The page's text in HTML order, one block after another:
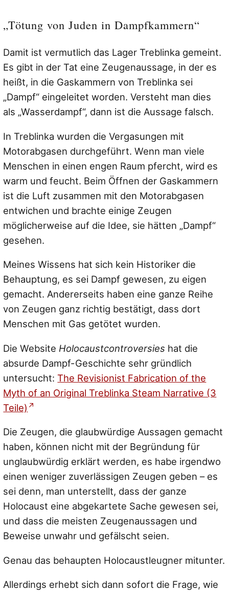
„Tötung von Juden in Dampfkammern“
Damit ist vermutlich das Lager Treblinka gemeint.
Es gibt in der Tat eine Zeugenaussage, in der es
heißt, in die Gaskammern von Treblinka sei
„Dampf“ eingeleitet worden. Versteht man dies
als „Wasserdampf“, dann ist die Aussage falsch.
In Treblinka wurden die Vergasungen mit
Motorabgasen durchgeführt. Wenn man viele
Menschen in einen engen Raum pfercht, wird es
warm und feucht. Beim Öffnen der Gaskammern
ist die Luft zusammen mit den Motorabgasen
entwichen und brachte einige Zeugen
möglicherweise auf die Idee, sie hätten „Dampf“
gesehen.
Meines Wissens hat sich kein Historiker die
Behauptung, es sei Dampf gewesen, zu eigen
gemacht. Andererseits haben eine ganze Reihe
von Zeugen ganz richtig bestätigt, dass dort
Menschen mit Gas getötet wurden.
Die Website Holocaustcontroversies hat die
absurde Dampf-Geschichte sehr gründlich
untersucht:The Revisionist Fabrication of the
Myth of an Original Treblinka Steam Narrative (3
Teile)
Die Zeugen, die glaubwürdige Aussagen gemacht
haben, können nicht mit der Begründung für
unglaubwürdig erklärt werden, es habe irgendwo
einen weniger zuverlässigen Zeugen geben – es
sei denn, man unterstellt, dass der ganze
Holocaust eine abgekartete Sache gewesen sei,
und dass die meisten Zeugenaussagen und
Beweise unwahr und gefälscht seien.
Genau das behaupten Holocaustleugner mitunter.
Allerdings erhebt sich dann sofort die Frage, wie